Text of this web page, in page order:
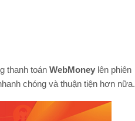
thanh toán WebMoney lên phiên
chóng và thuận tiện hơn nữa.